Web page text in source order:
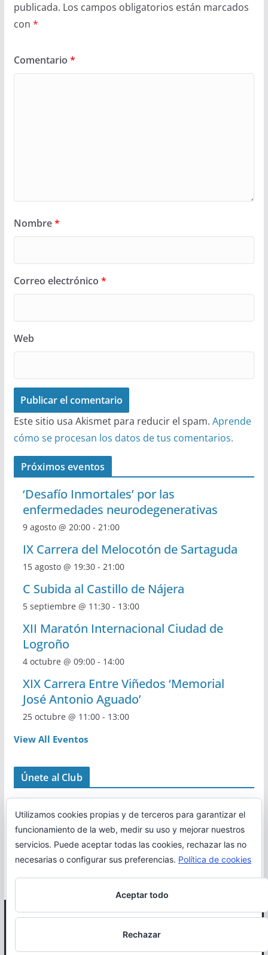
publicada. Los campos obligatorios están marcados
con *
Comentario *
Nombre*
Correo electrónico *
Web
Este sitio usa Akismet para reducir el spam. Aprende
cómo se procesan los datos de tus comentarios.
Próximos eventos
‘Desafío Inmortales’ por las
enfermedades neurodegenerativas
9 agosto @ 20:00- 21:00
IX Carrera del Melocotón de Sartaguda
15 agosto @ 19:30- 21:00
C Subida al Castillo de Nájera
5 septiembre @ 11:30- 13:00
XII Maratón Internacional Ciudad de
Logroño
4 octubre @ 09:00- 14:00
XIX Carrera Entre Viñedos ‘Memorial
José Antonio Aguado’
25 octubre @ 11:00- 13:00
View All Eventos
Únete al Club
Correr en La Rioja
reservados.
Utilizamos cookies propias y de terceros para garantizar el
funcionamiento de la web, medir su uso y mejorar nuestros
servicios. Puede aceptar todas las cookies, rechazar las no
necesarias o configurar sus preferencias. Política de cookies
Aceptar todo
Rechazar